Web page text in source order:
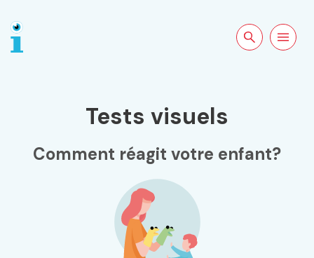
Rechercher sur
Ouvrir la
Tests visuels
Comment réagit votre enfant?